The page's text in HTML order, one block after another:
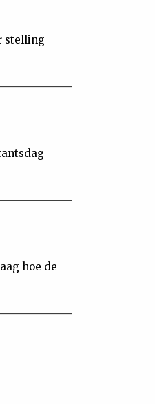
stelling
hoe de